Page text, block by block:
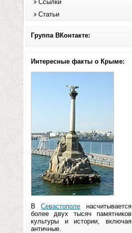
Ссылки
Статьи
Группа ВКонтакте:
Интересные факты о Крыме:
ВСевастополе насчитывается
более двух тысяч памятников
культуры и истории, включая
античные.